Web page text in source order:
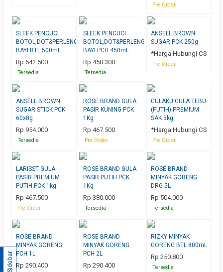
Pre Order
SLEEK PENCUCI
BOTOL,DOT&PERLENGKAPAN
BAYI BTL 500mL
Rp 542.600
Tersedia
SLEEK PENCUCI
BOTOL,DOT&PERLENGKAPAN
BAYI PCH 450mL
Rp 450.300
Tersedia
ANSELL BROWN
SUGAR PCK 250g
*Harga Hubungi CS
Pre Order
ANSELL BROWN
SUGAR STICK PCK
60x8g
Rp 954.000
Tersedia
ROSE BRAND GULA
PASIR KUNING PCK
1Kg
Rp 467.500
Pre Order
GULAKU GULA TEBU
(PUTIH) PREMIUM
SAK 5kg
*Harga Hubungi CS
Pre Order
LARISST GULA
PASIR PREMIUM
PUTIH PCK 1kg
Rp 467.500
Pre Order
ROSE BRAND GULA
PASIR PUTIH PCK
1Kg
Rp 380.000
Tersedia
ROSE BRAND
MINYAK GORENG
DRG 5L
Rp 504.000
Tersedia
ROSE BRAND
MINYAK GORENG
PCH 1L
Rp 290.400
ROSE BRAND
MINYAK GORENG
PCH 2L
Rp 290.400
RIZKY MINYAK
GORENG BTL 800mL
Rp 250.800
Tersedia
Sidebar